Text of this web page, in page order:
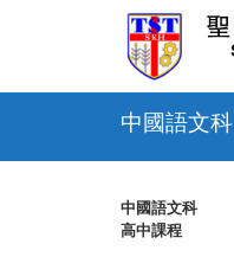
中國語文科
中國語文科
高中課程